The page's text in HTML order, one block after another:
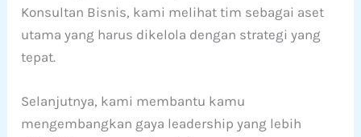
Konsultan Bisnis, kami melihat tim sebagai aset
utama yang harus dikelola dengan strategi yang
tepat.
Selanjutnya, kami membantu kamu
mengembangkan gaya leadership yang lebih